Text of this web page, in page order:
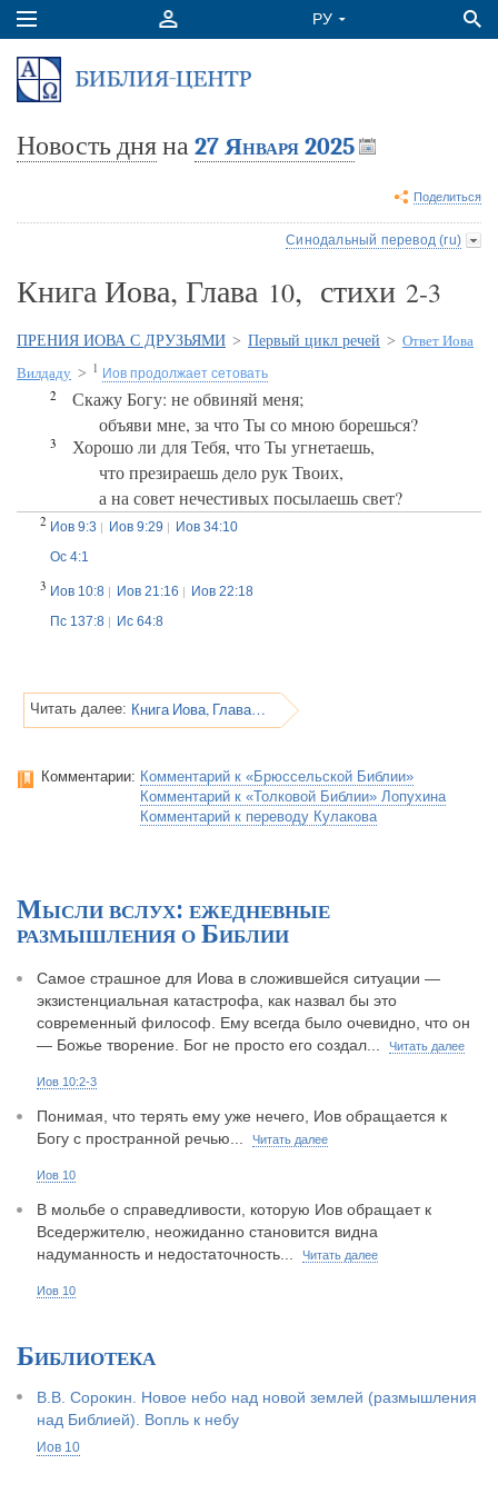
Новость дняна27 Января 2025
Поделиться
Синодальный перевод (ru)
Книга Иова, Глава 10, стихи 2-3
ПРЕНИЯ ИОВА С ДРУЗЬЯМИ > Первый цикл речей > Ответ Иова
Вилдаду > 1 Иов продолжает сетовать
2
Скажу Богу: не обвиняй меня;
объяви мне, за что Ты со мною борешься?
3
Хорошо ли для Тебя, что Ты угнетаешь,
что презираешь дело рук Твоих,
а на совет нечестивых посылаешь свет?
2 Иов 9:3 Иов 9:29
Иов 34:10
Ос 4:1
3 Иов 10:8 Иов 21:16
Иов 22:18
Пс 137:8
Ис 64:8
Читать далее: Книга Иова, Глава 10
Комментарии: Комментарий к «Брюссельской Библии»
Комментарий к «Толковой Библии» Лопухина
Комментарий к переводу Кулакова
Мысли вслух: ежедневные
размышления о Библии
Самое страшное для Иова в сложившейся ситуации —
экзистенциальная катастрофа, как назвал бы это
современный философ. Ему всегда было очевидно, что он
— Божье творение. Бог не просто его создал...
Читать далее
Иов 10:2-3
Понимая, что терять ему уже нечего, Иов обращается к
Богу с пространной речью...
Читать далее
Иов 10
В мольбе о справедливости, которую Иов обращает к
Вседержителю, неожиданно становится видна
надуманность и недостаточность...
Читать далее
Иов 10
Библиотека
В.В. Сорокин. Новое небо над новой землей (размышления
над Библией). Вопль к небу
Иов 10